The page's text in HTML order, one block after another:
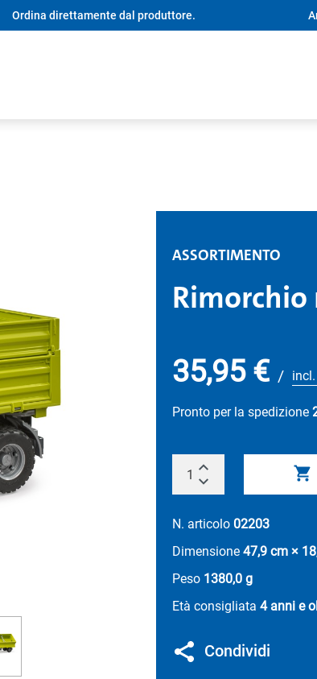
Ordina direttamente dal produttore.
ASSORTIMENTO
35,95 € /
Pronto per la spedizione
N. articolo 02203
Dimensione 47,9 cm ×
Peso 1380,0 g
Età consigliata 4 anni e
Condividi